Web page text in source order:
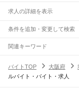
求人の詳細を表示
条件を追加・変更して検索
市区町村を追加・変更
大阪府すべて
大阪市すべて
駅を追加・変更
職種を追加・変更
関連キーワード
バイトTOP
大阪府
ルバイト・バイト・求人